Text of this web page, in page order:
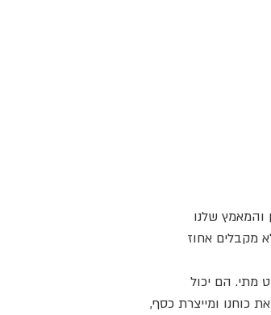
והמאמץ שלנו
מקבלים אחוז
מתי. הם יכול
כוחנו ומייצרת כסף,